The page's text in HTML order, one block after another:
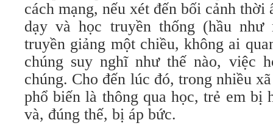
cách mạng, nếu xét đến bối cảnh
dạy và học truyền thống (hầu
truyền giảng một chiều, không ai
chúng suy nghĩ như thế nào, việc
chúng. Cho đến lúc đó, trong nhiều
phổ biến là thông qua học, trẻ em bị
và, đúng thế, bị áp bức.